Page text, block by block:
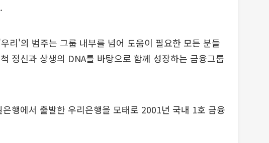
리'의 범주는 그룹 내부를 넘어 도움이 필요한 모든 분들
정신과 상생의 DNA를 바탕으로 함께 성장하는 금융그룹
행에서 출발한 우리은행을 모태로 2001년 국내 1호 금융